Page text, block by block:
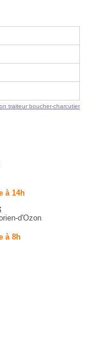
traiteur boucher-charcutier
à 14h
d'Ozon
à 8h